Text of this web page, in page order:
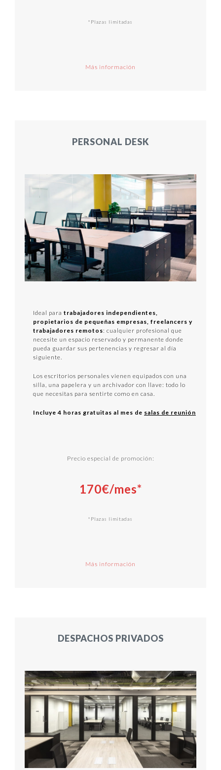
*Plazas limitadas
Más información
PERSONAL DESK
Ideal para trabajadores independientes,
propietarios de pequeñas empresas, freelancers y
trabajadores remotos: cualquier profesional que
necesite un espacio reservado y permanente donde
pueda guardar sus pertenencias y regresar al día
siguiente.
Los escritorios personales vienen equipados con una
silla, una papelera y un archivador con llave: todo lo
que necesitas para sentirte como en casa.
Incluye 4 horas gratuitas al mes de salas de reunión
Precio especial de promoción:
170€/mes*
*Plazas limitadas
Más información
DESPACHOS PRIVADOS